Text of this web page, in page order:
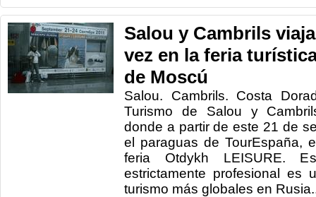
Salou y Cambrils
vez en la feria
de Moscú
Salou. Cambrils. Costa
Turismo de Salou y
donde a partir de este 21 de
el paraguas de TourEspaña,
feria Otdykh LEISURE.
estrictamente profesional es
turismo más globales en